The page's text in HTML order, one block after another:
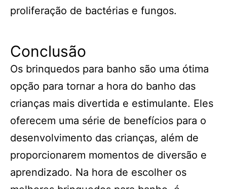
proliferação de bactérias e fungos.
Conclusão
Os brinquedos para banho são uma ótima
opção para tornar a hora do banho das
crianças mais divertida e estimulante. Eles
oferecem uma série de benefícios para o
desenvolvimento das crianças, além de
proporcionarem momentos de diversão e
aprendizado. Na hora de escolher os